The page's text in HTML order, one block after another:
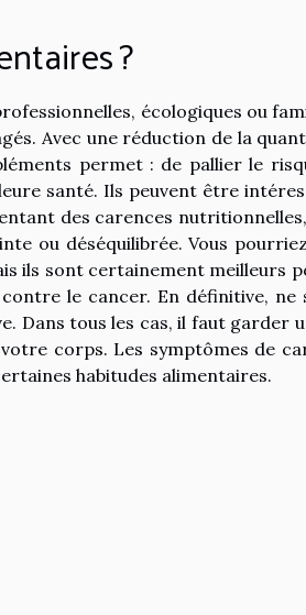
?
écologiques ou
Avec une réduction de la
permet : de pallier le
santé. Ils peuvent être
des carences
ou déséquilibrée. Vous
ils sont certainement meilleurs
le cancer. En définitive, ne
Dans tous les cas, il faut garder
corps. Les symptômes de
habitudes alimentaires.